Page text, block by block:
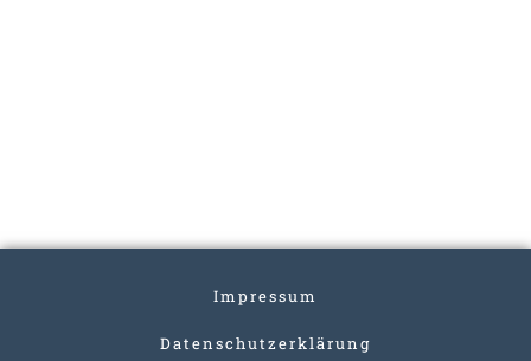
Impressum
Datenschutzerklärung